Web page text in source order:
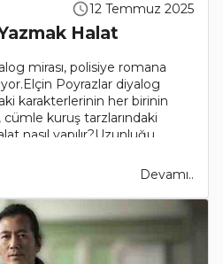
12 Temmuz 2025
Halat
mirası, polisiye romana
Poyrazlar diyalog
karakterlerinin her birinin
kuruş tarzlarındaki
nasıl yapılır?Uzunluğu..
Devamı..